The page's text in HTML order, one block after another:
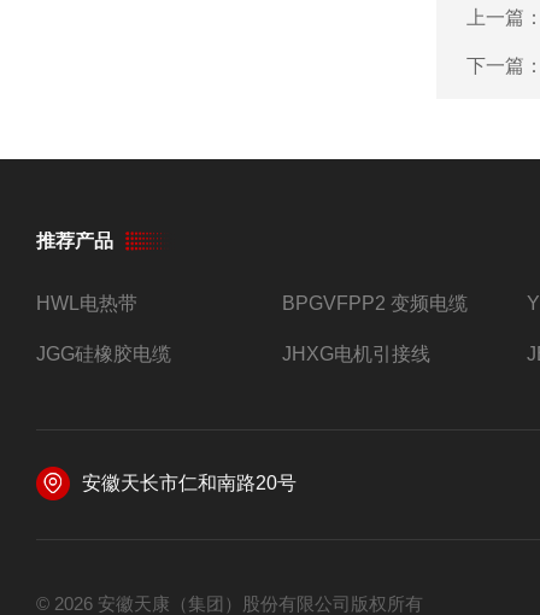
上一篇
下一篇
推荐产品
HWL电热带 BPGVFPP2 变频电缆
JGG硅橡胶电缆 JHXG电机引接线
安徽天长市仁和南路20号
© 2026 安徽天康（集团）股份有限公司版权所有